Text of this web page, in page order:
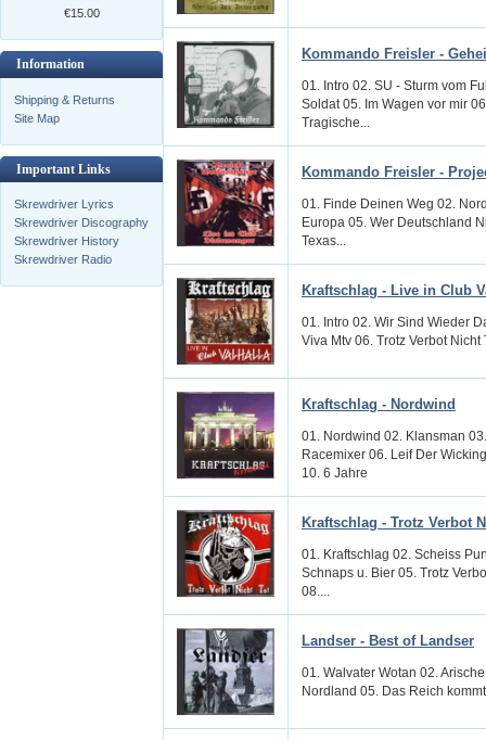
€15.00
Information
Shipping & Returns
Site Map
Important Links
Skrewdriver Lyrics
Skrewdriver Discography
Skrewdriver History
Skrewdriver Radio
Kommando Freisler -
01. Intro 02. SU - Sturm vom
Soldat 05. Im Wagen vor mir
Tragische...
Kommando Freisler -
01. Finde Deinen Weg 02.
Europa 05. Wer Deutschland
Texas...
Kraftschlag - Live in Club
01. Intro 02. Wir Sind Wieder
Viva Mtv 06. Trotz Verbot
Kraftschlag - Nordwind
01. Nordwind 02. Klansman
Racemixer 06. Leif Der
10. 6 Jahre
Kraftschlag - Trotz Verbot
01. Kraftschlag 02. Scheiss
Schnaps u. Bier 05. Trotz
08....
Landser - Best of Landser
01. Walvater Wotan 02.
Nordland 05. Das Reich